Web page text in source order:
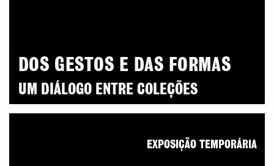
DOS GESTOS E DAS FORMAS
UM DIÁLOGO ENTRE COLEÇÕES
EXPOSIÇÃO TEMPORÁRIA